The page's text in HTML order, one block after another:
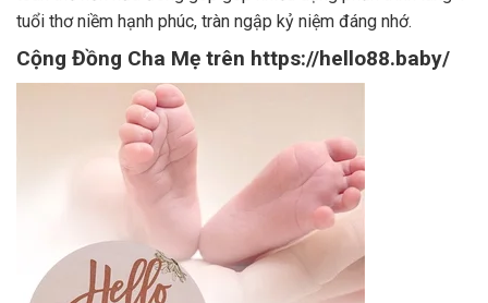
tuổi thơ niềm hạnh phúc, tràn ngập kỷ niệm đáng nhớ.
Cộng Đồng Cha Mẹ trên https://hello88.baby/